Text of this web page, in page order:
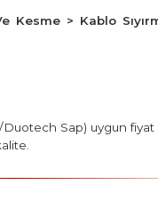
Kesme > Kablo
Duotech Sap) uygun